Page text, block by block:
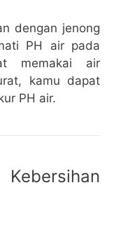
dengan jenong
PH air pada
memakai air
kamu dapat
PH air.